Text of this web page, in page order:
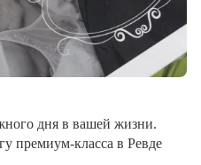
дня в вашей жизни.
премиум-класса в Ревде